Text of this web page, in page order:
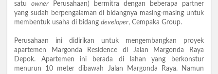
satu owner Perusahaan) bermitra dengan beberapa partner
yang sudah berpengalaman di bidangnya masing-masing untuk
membentuk usaha di bidang developer, Cempaka Group.
Perusahaan ini didirikan untuk mengembangkan proyek
apartemen Margonda Residence di Jalan Margonda Raya
Depok. Apartemen ini berada di lahan yang berkonstur
menurun 10 meter dibawah Jalan Margonda Raya. Namun